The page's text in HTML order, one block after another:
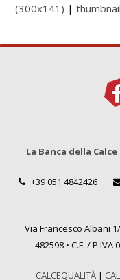
(300x141) |
La Banca della Calce
+39 051 4842426
Via Francesco Albani
482598 • C.F. / P.IVA
CALCEQUALITÀ|